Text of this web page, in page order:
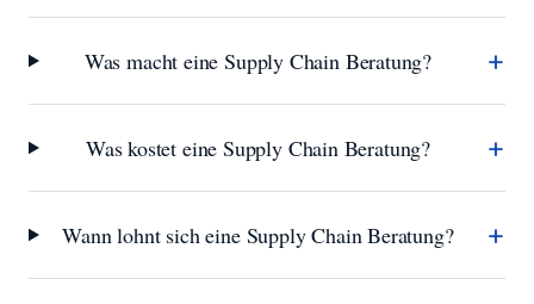
Was macht eine Supply Chain Beratung? +
Was kostet eine Supply Chain Beratung? +
Wann lohnt sich eine Supply Chain Beratung? +